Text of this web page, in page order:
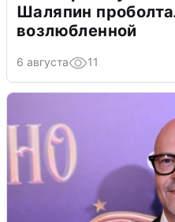
Шаляпин
возлюбленной
6 августа 11